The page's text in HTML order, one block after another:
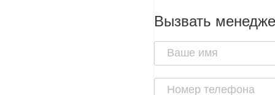
Вызвать